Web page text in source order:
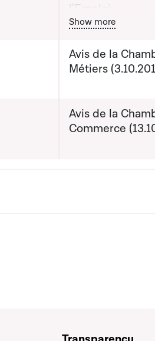
l'Emploi
de commission :
Bouton
Show more
Avis de la
Métiers
Avis de la
Commerce